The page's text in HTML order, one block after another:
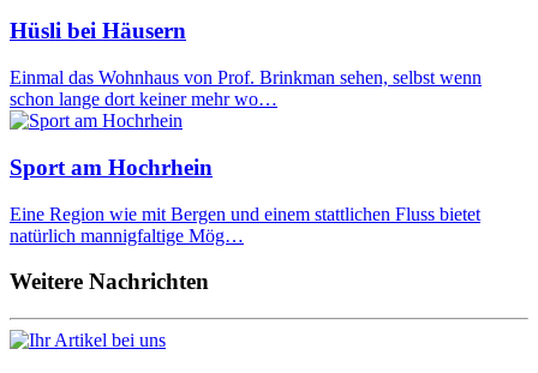
Hüsli bei Häusern
Einmal das Wohnhaus von Prof. Brinkman sehen, selbst wenn
schon lange dort keiner mehr wo…
Sport am Hochrhein
Eine Region wie mit Bergen und einem stattlichen Fluss bietet
natürlich mannigfaltige Mög…
Weitere Nachrichten